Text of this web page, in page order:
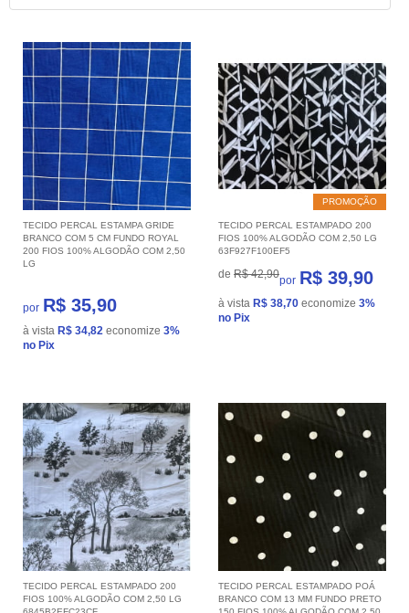
TECIDO PERCAL ESTAMPA GRIDE
BRANCO COM 5 CM FUNDO ROYAL
200 FIOS 100% ALGODÃO COM 2,50
LG
por R$ 35,90
à vista R$ 34,82 economize 3%
no Pix
PROMOÇÃO
TECIDO PERCAL ESTAMPADO 200
FIOS 100% ALGODÃO COM 2,50 LG
63F927F100EF5
de R$ 42,90por R$ 39,90
à vista R$ 38,70 economize 3%
no Pix
TECIDO PERCAL ESTAMPADO 200
FIOS 100% ALGODÃO COM 2,50 LG
TECIDO PERCAL ESTAMPADO POÁ
BRANCO COM 13 MM FUNDO PRETO